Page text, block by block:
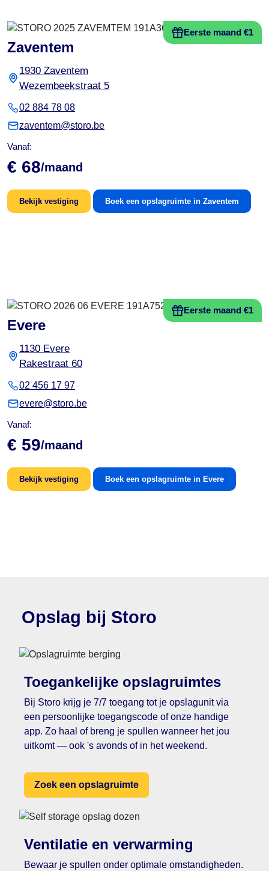
Eerste maand €1
Zaventem
1930 Zaventem
Wezembeekstraat 5
02 884 78 08
zaventem@storo.be
Vanaf:
€ 68/maand
Bekijk vestiging Boek een opslagruimte in Zaventem
Eerste maand €1
Evere
1130 Evere
Rakestraat 60
02 456 17 97
evere@storo.be
Vanaf:
€ 59/maand
Bekijk vestiging Boek een opslagruimte in Evere
Opslag bij Storo
Toegankelijke opslagruimtes
Bij Storo krijg je 7/7 toegang tot je opslagunit via
een persoonlijke toegangscode of onze handige
app. Zo haal of breng je spullen wanneer het jou
uitkomt — ook 's avonds of in het weekend.
Zoek een opslagruimte
Ventilatie en verwarming
Bewaar je spullen onder optimale omstandigheden.